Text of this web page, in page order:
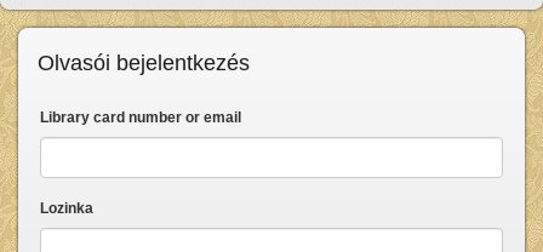
Olvasói bejelentkezés
Library card number or email
Lozinka